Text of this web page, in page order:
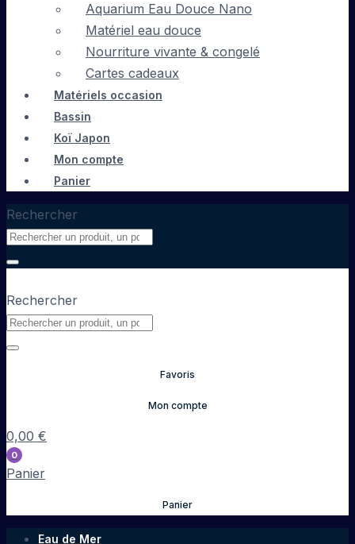
Aquarium Eau Douce Nano
Matériel eau douce
Nourriture vivante & congelé
Cartes cadeaux
Matériels occasion
Bassin
Koï Japon
Mon compte
Panier
Rechercher
Rechercher
Favoris
Mon compte
0,00 €
0
Panier
Panier
Eau de Mer